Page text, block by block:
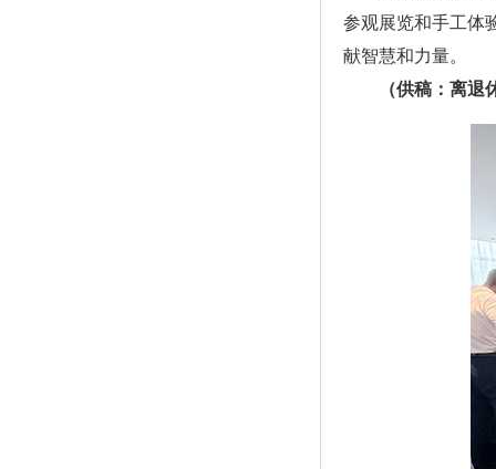
参观展览和手工体
献智慧和力量。
（供稿：离退